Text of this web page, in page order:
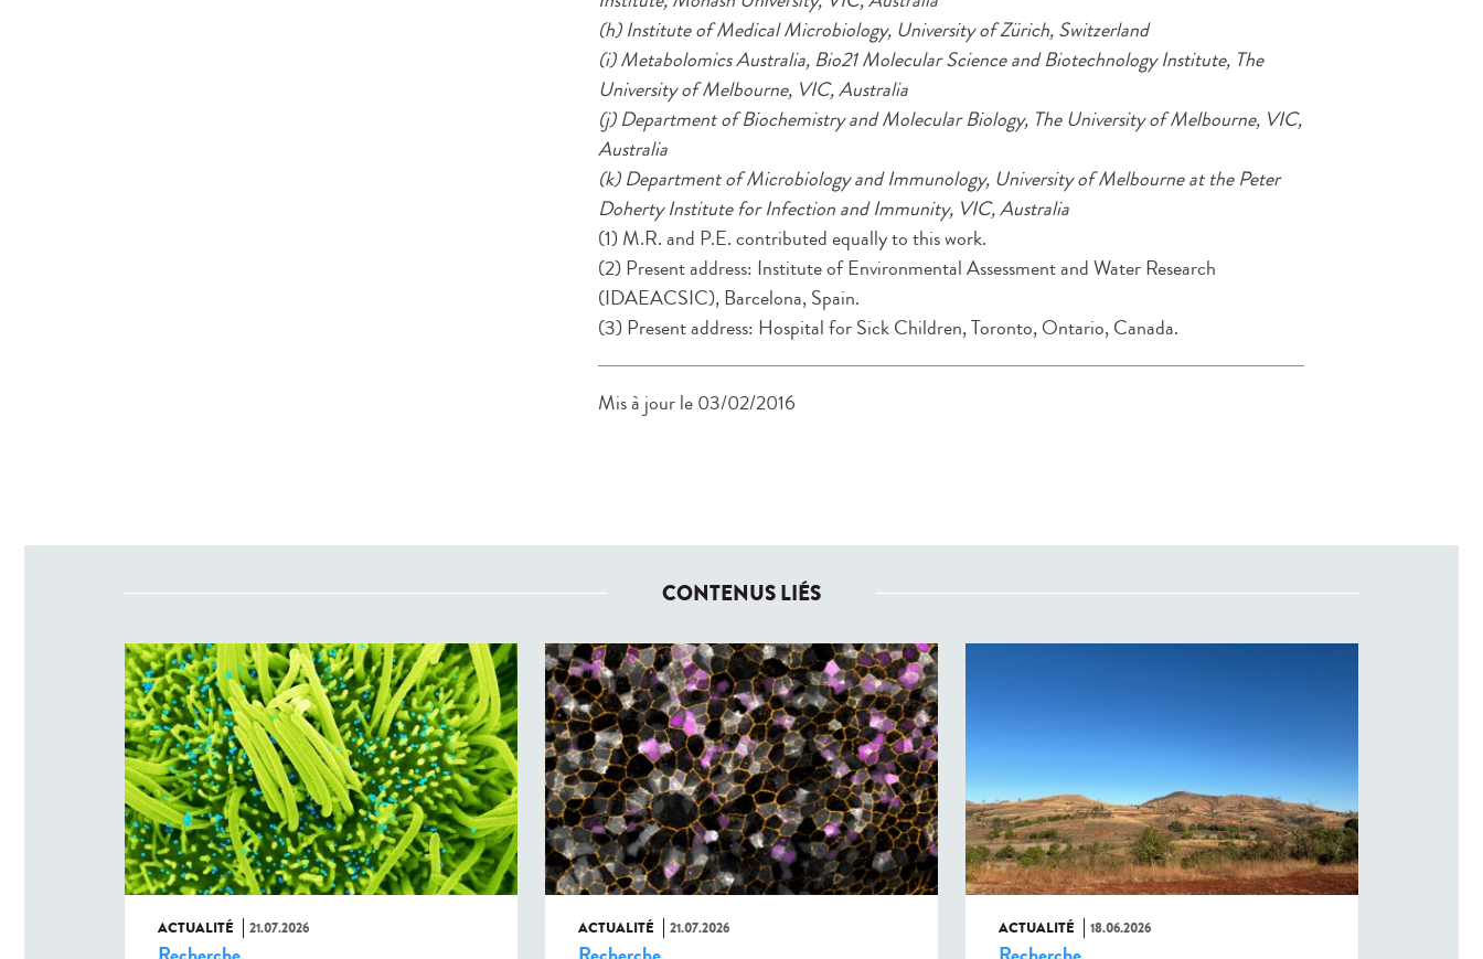
(h) Institute of Medical Microbiology, University of Zürich, Switzerland
(i) Metabolomics Australia, Bio21 Molecular Science and Biotechnology Institute, The
University of Melbourne, VIC, Australia
(j) Department of Biochemistry and Molecular Biology, The University of Melbourne, VIC,
Australia
(k) Department of Microbiology and Immunology, University of Melbourne at the Peter
Doherty Institute for Infection and Immunity, VIC, Australia
(1) M.R. and P.E. contributed equally to this work.
(2) Present address: Institute of Environmental Assessment and Water Research
(IDAEACSIC), Barcelona, Spain.
(3) Present address: Hospital for Sick Children, Toronto, Ontario, Canada.
Mis à jour le 03/02/2016
CONTENUS LIÉS
ACTUALITÉ 21.07.2026 ACTUALITÉ 21.07.2026 ACTUALITÉ 18.06.2026